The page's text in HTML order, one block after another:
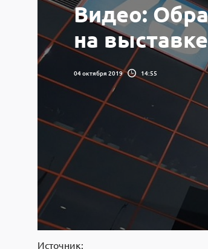
Видео:
на
04 октября 2019 14:55
Источник: